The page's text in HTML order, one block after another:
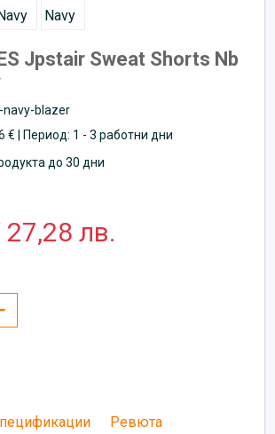
Jpstair Sweat Shorts Nb
blazer
€ | Период: 1 - 3 работни дни
до 30 дни
лв.
Ревюта